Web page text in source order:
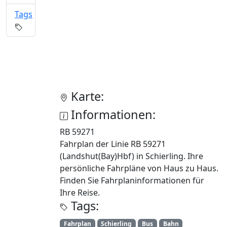
Karte:
Informationen:
RB 59271
Fahrplan der Linie RB 59271
(Landshut(Bay)Hbf) in Schierling. Ihre
persönliche Fahrpläne von Haus zu Haus.
Finden Sie Fahrplaninformationen für
Ihre Reise.
Tags:
Fahrplan Schierling Bus Bahn
Tags